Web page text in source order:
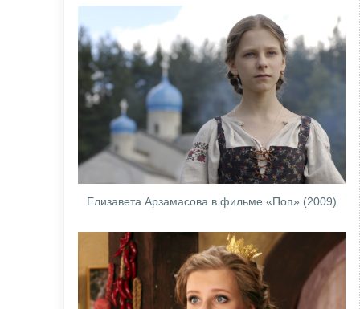
Елизавета Арзамасова в фильме «Поп» (2009)